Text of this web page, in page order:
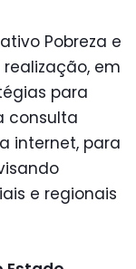
Pobreza e
em
para
consulta
internet, para
e regionais